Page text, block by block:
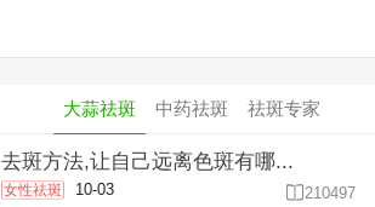
大蒜祛斑 中药祛斑 祛斑专家
去斑方法,让自己远离色斑有哪...
女性祛斑 10-03  210497